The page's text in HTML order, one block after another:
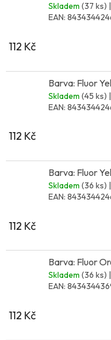
Skladem (37 ks)
EAN:
112 Kč
Barva: Fluor
Skladem (45 ks)
EAN:
112 Kč
Barva: Fluor
Skladem (36 ks)
EAN:
112 Kč
Barva: Fluor
Skladem (36 ks)
EAN:
112 Kč